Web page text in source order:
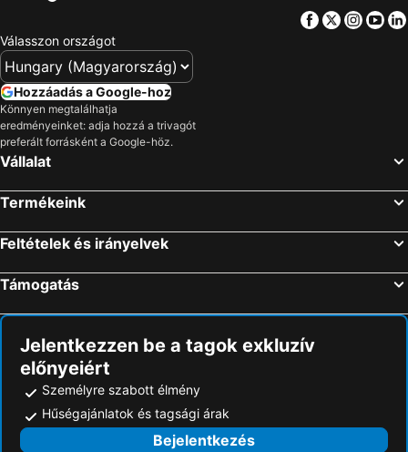
Facebook
Twitter
Válasszon országot
Hozzáadás a Google-hoz
Könnyen megtalálhatja
eredményeinket: adja hozzá a trivagót
preferált forrásként a Google-höz.
Vállalat
Termékeink
Feltételek és irányelvek
Támogatás
Jelentkezzen be a tagok exkluzív
előnyeiért
Személyre szabott élmény
Hűségajánlatok és tagsági árak
Bejelentkezés